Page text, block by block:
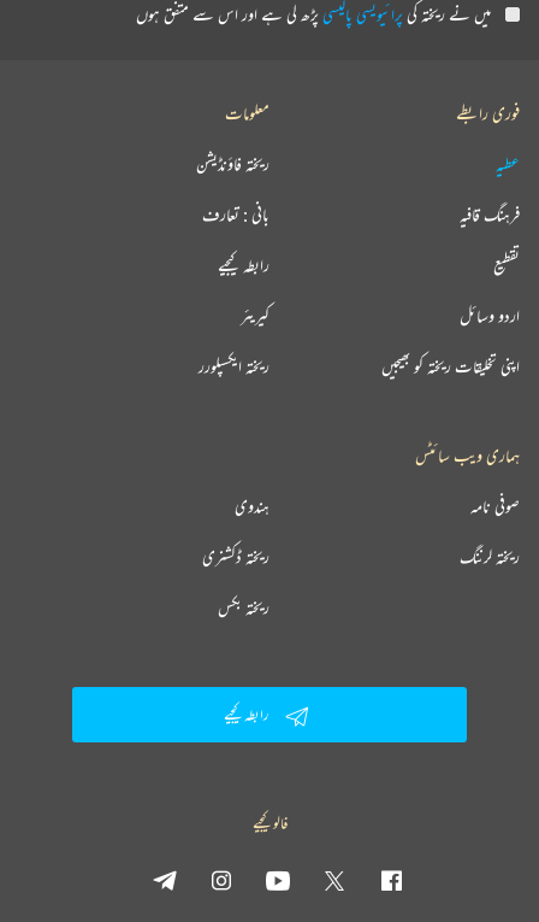
میں نے ریختہ کیپرائیویسی پالیسیپڑھ لی ہے اور اس سے متفق ہوں
فوری رابطے
عطیہ
فرہنگ قافیہ
تقطیع
اردو وسائل
اپنی تخلیقات ریختہ کو بھیجیں
معلومات
ریختہ فاؤنڈیشن
بانی : تعارف
رابطہ کیجیے
کیریئر
ریختہ ایکسپلورر
ہماری ویب سائٹس
ہندوی صوفی نامہ
ریختہ ڈکشنری ریختہ لرننگ
ریختہ بکس
رابطہ کیجیے
فالو کیجیے